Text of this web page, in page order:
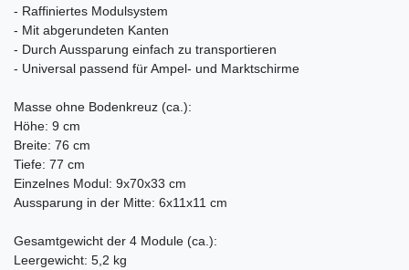
- Raffiniertes Modulsystem
- Mit abgerundeten Kanten
- Durch Aussparung einfach zu transportieren
- Universal passend für Ampel- und Marktschirme
Masse ohne Bodenkreuz (ca.):
Höhe: 9 cm
Breite: 76 cm
Tiefe: 77 cm
Einzelnes Modul: 9x70x33 cm
Aussparung in der Mitte: 6x11x11 cm
Gesamtgewicht der 4 Module (ca.):
Leergewicht: 5,2 kg